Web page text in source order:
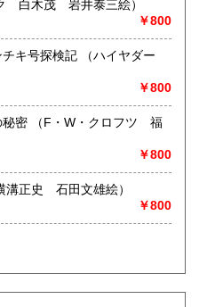
（プルターク 白木茂 岩井泰三絵）
￥800
記 （ハイヤダー
￥800
ツ 福
￥800
作文庫 姿なき怪人 （横溝正史 石田文雄絵）
￥800